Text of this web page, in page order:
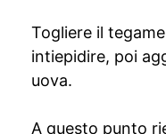
Togliere il
intiepidire, poi
uova.
A questo punto